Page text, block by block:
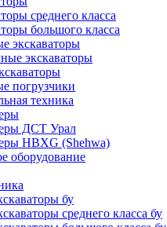
среднего класса
большого класса
экскаваторы
экскаваторы
погрузчики
техника
ДСТ Урал
HBXG (Shehwa)
оборудование
бу
среднего класса бу